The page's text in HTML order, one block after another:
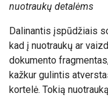
nuotraukų detalėms
Dalinantis įspūdžiais
kad į nuotraukų ar
dokumento
kažkur gulintis
kortelė. Tokią